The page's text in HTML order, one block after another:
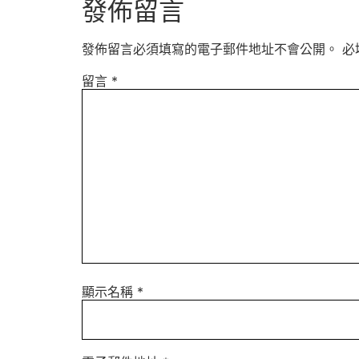
發佈留言
發佈留言必須填寫的電子郵件地址不會公開。 必
留言 *
顯示名稱 *